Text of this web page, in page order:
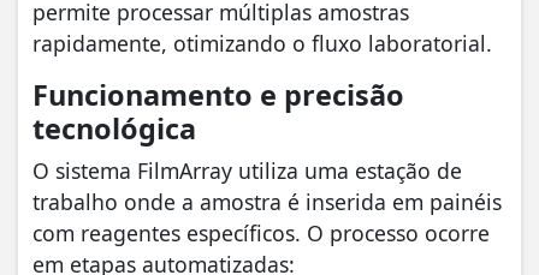
permite processar múltiplas amostras
rapidamente, otimizando o fluxo laboratorial.
Funcionamento e precisão
tecnológica
​O sistema FilmArray utiliza uma estação de
trabalho onde a amostra é inserida em painéis
com reagentes específicos. O processo ocorre
em etapas automatizadas: